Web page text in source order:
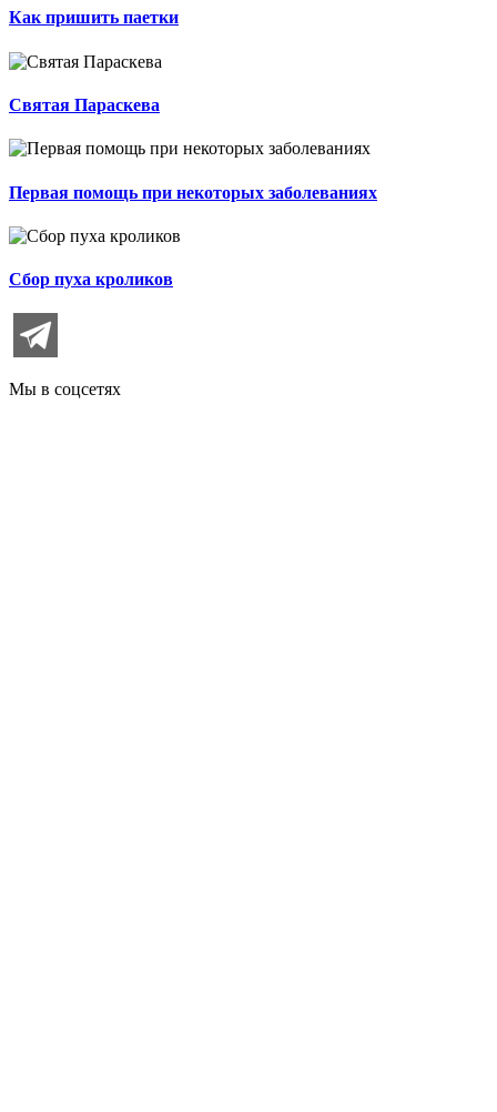
Как пришить паетки
Святая Параскева
Первая помощь при некоторых заболеваниях
Сбор пуха кроликов
Мы в соцсетях